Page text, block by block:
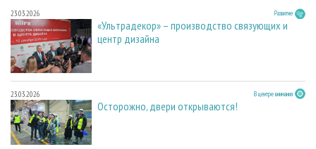
23.03.2026 Развитие
«Ультрадекор» – производство связующих и
центр дизайна
23.03.2026 В центре внимания
Осторожно, двери открываются!